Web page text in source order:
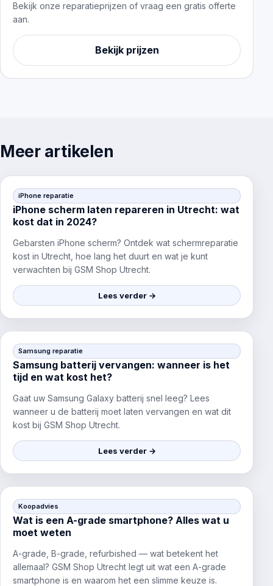
Bekijk onze reparatieprijzen of vraag een gratis offerte
aan.
Bekijk prijzen
Meer artikelen
iPhone reparatie
iPhone scherm laten repareren in Utrecht: wat
kost dat in 2024?
Gebarsten iPhone scherm? Ontdek wat schermreparatie
kost in Utrecht, hoe lang het duurt en wat je kunt
verwachten bij GSM Shop Utrecht.
Lees verder →
Samsung reparatie
Samsung batterij vervangen: wanneer is het
tijd en wat kost het?
Gaat uw Samsung Galaxy batterij snel leeg? Lees
wanneer u de batterij moet laten vervangen en wat dit
kost bij GSM Shop Utrecht.
Lees verder →
Koopadvies
Wat is een A-grade smartphone? Alles wat u
moet weten
A-grade, B-grade, refurbished — wat betekent het
allemaal? GSM Shop Utrecht legt uit wat een A-grade
smartphone is en waarom het een slimme keuze is.